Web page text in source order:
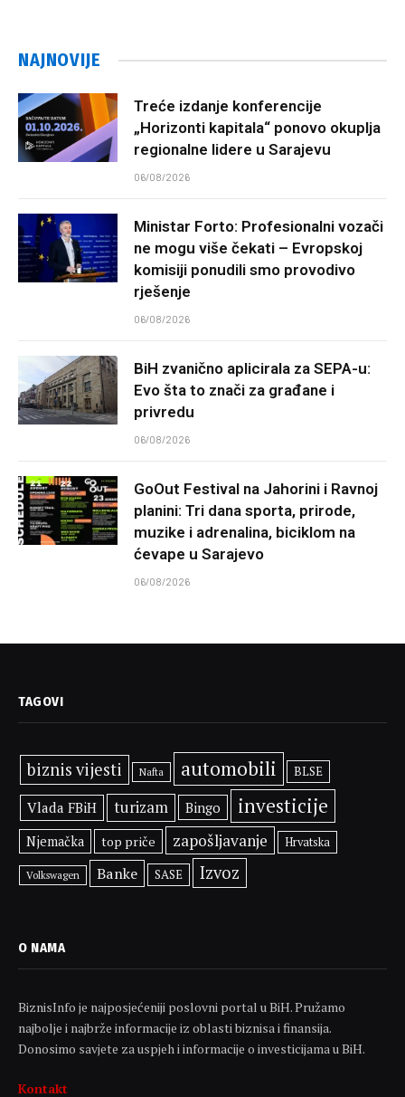
NAJNOVIJE
Treće izdanje konferencije
„Horizonti kapitala“ ponovo okuplja
regionalne lidere u Sarajevu
06/08/2026
Ministar Forto: Profesionalni vozači
ne mogu više čekati – Evropskoj
komisiji ponudili smo provodivo
rješenje
06/08/2026
BiH zvanično aplicirala za SEPA-u:
Evo šta to znači za građane i
privredu
06/08/2026
GoOut Festival na Jahorini i Ravnoj
planini: Tri dana sporta, prirode,
muzike i adrenalina, biciklom na
ćevape u Sarajevo
06/08/2026
TAGOVI
biznis vijesti Nafta automobili BLSE
Vlada FBiH turizam Bingo investicije
Njemačka top priče zapošljavanje Hrvatska
Volkswagen Banke SASE Izvoz
O NAMA
BiznisInfo je najposjećeniji poslovni portal u BiH. Pružamo
najbolje i najbrže informacije iz oblasti biznisa i finansija.
Donosimo savjete za uspjeh i informacije o investicijama u BiH.
Kontakt